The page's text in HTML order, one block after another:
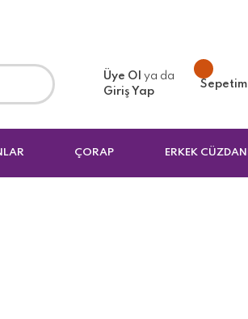
Üye Ol ya da
Giriş Yap
Sepetim
ÇORAP ERKEK CÜZDANI